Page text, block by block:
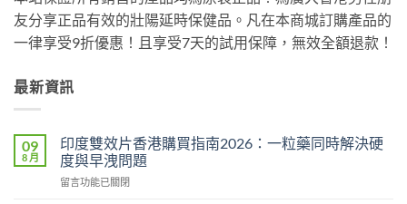
友分享正品有效的壯陽延時保健品。凡在本商城訂購產品的
一律享受9折優惠！且享受7天的試用保障，無效全額退款！
最新資訊
09
8 月
印度雙效片香港購買指南2026：一粒藥同時解決硬
度與早洩問題
在
留言功能已關閉